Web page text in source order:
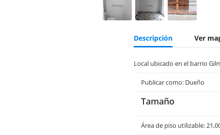
Descripción Ver
Local ubicado en el barrio
Publicar como: Dueño
Tamaño
Área de piso utilizable: